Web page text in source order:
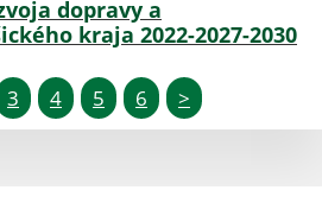
dopravy a
kraja 2022-2027-2030
3 4 5 6 >